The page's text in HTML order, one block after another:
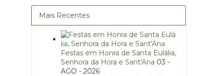
Mais Recentes
Festas em Honra de Santa Eulália,
Senhora da Hora e Sant'Ana 03 -
AGO - 2026